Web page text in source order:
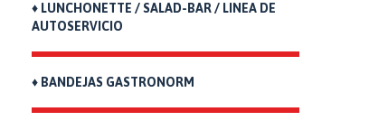
♦ LUNCHONETTE / SALAD-BAR / LINEA DE
AUTOSERVICIO
♦ BANDEJAS GASTRONORM